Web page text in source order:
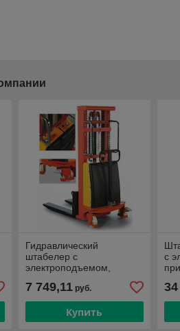
Гидравлический
штабелер с
электроподъемом,
п1500 кг., в/п 3500 мм
7 749,11руб.
Купить
с